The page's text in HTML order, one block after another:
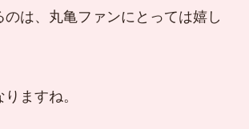
のは、丸亀ファンにとっては嬉し
ますね。